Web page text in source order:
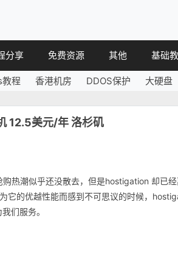
分享
教程
教程
免费资源
免费空间
免费VPS
其他
简讯
基础
程 香港机房 DDOS保护 大硬盘
12.5美元/年 洛杉矶
热潮似乎还没散去，但是hostigation 却已经
它的优越性能而感到不可思议的时候，
们服务。